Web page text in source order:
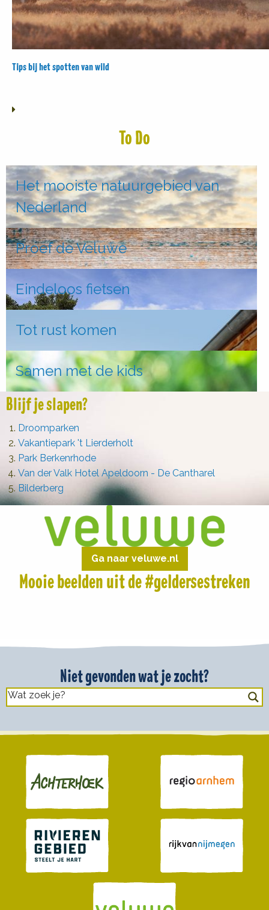
Tips bij het spotten van wild
To Do
Het mooiste natuurgebied van
Nederland
Proef de Veluwe
Eindeloos fietsen
Tot rust komen
Samen met de kids
Blijf je slapen?
Droomparken
Vakantiepark 't Lierderholt
Park Berkenrhode
Van der Valk Hotel Apeldoorn - De Cantharel
Bilderberg
Ga naar veluwe.nl
Mooie beelden uit de #geldersestreken
Niet gevonden wat je zocht?